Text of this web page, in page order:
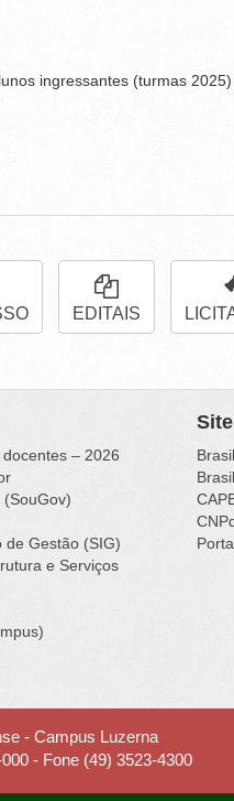
ingressantes (turmas
EDITAIS
– 2026
de Gestão (SIG)
e Serviços
- Campus Luzerna
- Fone (49) 3523-4300